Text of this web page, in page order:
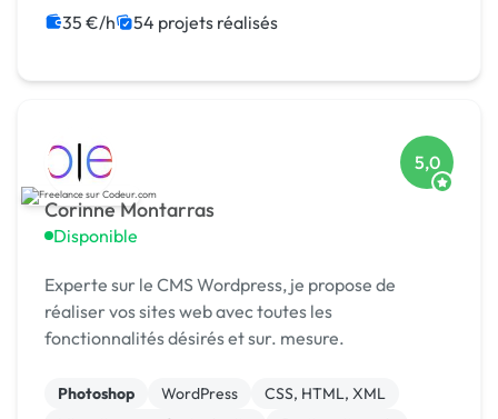
35 €/h 54 projets réalisés
Corinne Montarras
Disponible
5,0
Experte sur le CMS Wordpress, je propose de
réaliser vos sites web avec toutes les
fonctionnalités désirés et sur. mesure.
Photoshop WordPress
CSS, HTML, XML